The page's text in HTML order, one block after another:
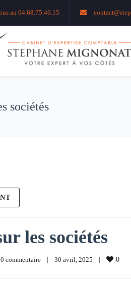
au 04.68.75.46.15
sociétés
les sociétés
0 commentaire | 30 avril, 2025 | 0